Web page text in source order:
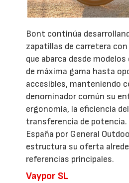
Bont continúa
zapatillas de carretera
que abarca desde
de máxima gama hasta
accesibles, manteniendo
denominador común su
ergonomía, la eficiencia
transferencia de potencia.
España por General
estructura su oferta
referencias principales.
Vaypor SL